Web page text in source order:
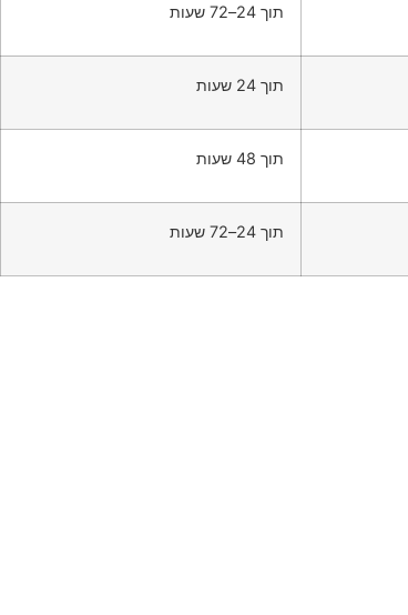
תוך 24–72 שעות
תוך 24 שעות
תוך 48 שעות
תוך 24–72 שעות